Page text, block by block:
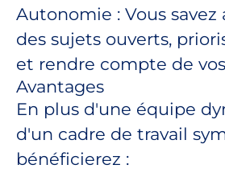
Autonomie : Vous savez
des sujets ouverts,
et rendre compte de
Avantages
En plus d'une équipe
d'un cadre de travail
bénéficierez :